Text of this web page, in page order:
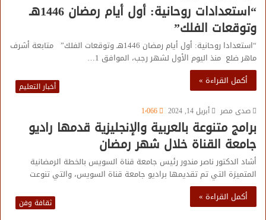
“استعدادات روحانية: أول أيام رمضان 1446هـ
وتوقعات الفلك”
“استعدادا روحانية: أول أيام رمضان 1446هـ وتوقعات الفلك” متابعة أشرف
ماهر ضلع منذ اليوم الأول لشهر رجب، الموافق 1…
أكمل القراءة »
أخبار التعليم
صدى مصر
أبريل 14, 2024 1٬066
برامج متنوعة بالعربية والإنجليزية قدمها راديو
جامعة القناة خلال شهر رمضان
أشاد الدكتور ناصر مندور رئيس جامعة قناة السويس بالخطة الرمضانية
المتميزة التي تم تقديمها براديو جامعة قناة السويس، والتي تنوعت
أكمل القراءة »
ثقافة وفن